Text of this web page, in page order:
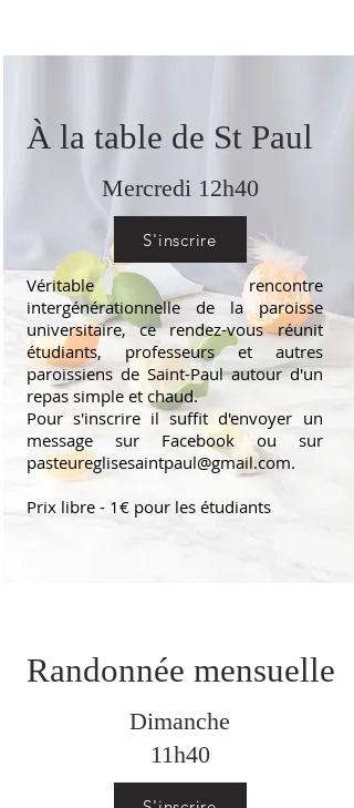
À la table de St Paul
Mercredi 12h40
S'inscrire
Véritable rencontre
intergénérationnelle de la paroisse
universitaire, ce rendez-vous réunit
étudiants, professeurs et autres
paroissiens de Saint-Paul autour d'un
repas simple et chaud.
Pour s'inscrire il suffit d'envoyer un
message sur Facebook ou sur
pasteureglisesaintpaul@gmail.com.
Prix libre - 1€ pour les étudiants
Randonnée mensuelle
Dimanche
11h40